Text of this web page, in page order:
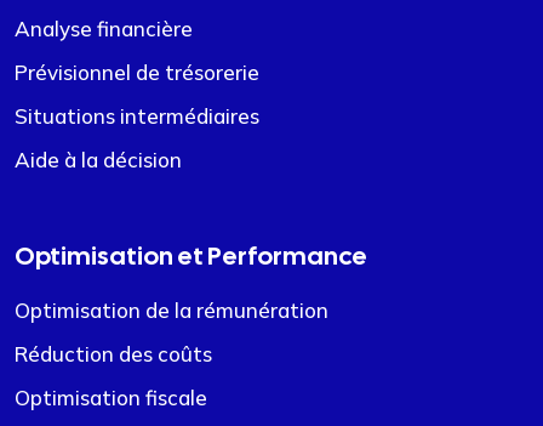
Analyse financière
Prévisionnel de trésorerie
Situations intermédiaires
Aide à la décision
Optimisation et Performance
Optimisation de la rémunération
Réduction des coûts
Optimisation fiscale